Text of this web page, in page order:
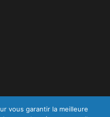
vous garantir la meilleure